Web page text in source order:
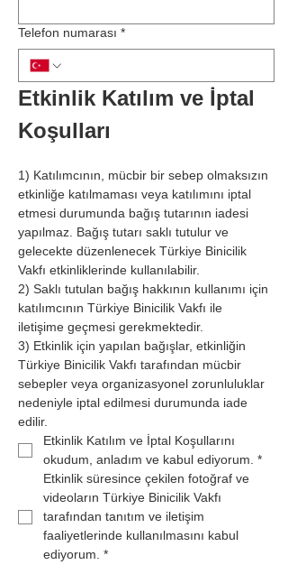
Telefon numarası *
Etkinlik Katılım ve İptal
Koşulları
1) Katılımcının, mücbir bir sebep olmaksızın
etkinliğe katılmaması veya katılımını iptal
etmesi durumunda bağış tutarının iadesi
yapılmaz. Bağış tutarı saklı tutulur ve
gelecekte düzenlenecek Türkiye Binicilik
Vakfı etkinliklerinde kullanılabilir.
2) Saklı tutulan bağış hakkının kullanımı için
katılımcının Türkiye Binicilik Vakfı ile
iletişime geçmesi gerekmektedir.
3) Etkinlik için yapılan bağışlar, etkinliğin
Türkiye Binicilik Vakfı tarafından mücbir
sebepler veya organizasyonel zorunluluklar
nedeniyle iptal edilmesi durumunda iade
Etkinlik Katılım ve İptal Koşullarını
okudum, anladım ve kabul ediyorum. *
Etkinlik süresince çekilen fotoğraf ve
videoların Türkiye Binicilik Vakfı
tarafından tanıtım ve iletişim
faaliyetlerinde kullanılmasını kabul
ediyorum. *